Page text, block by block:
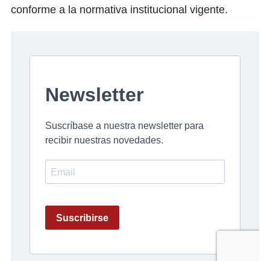
conforme a la normativa institucional vigente.